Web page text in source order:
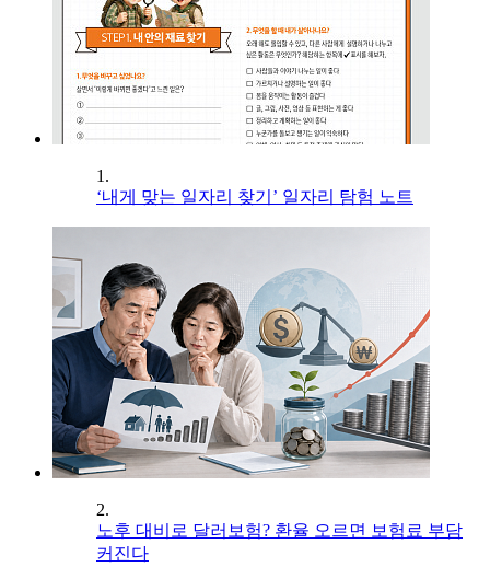
1.
‘내게 맞는 일자리 찾기’ 일자리 탐험 노트
2.
노후 대비로 달러보험? 환율 오르면 보험료 부담
커진다